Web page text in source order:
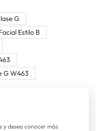
G
Estilo B
G W463
y desea conocer más